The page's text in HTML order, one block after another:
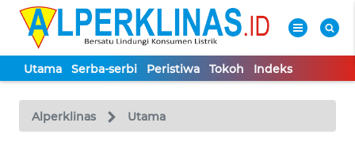
Utama Serba-serbi Peristiwa Tokoh Indeks
Alperklinas Utama
TV
Tutup